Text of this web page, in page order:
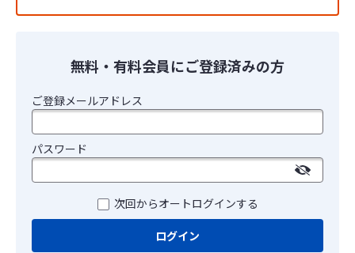
無料・有料会員にご登録済みの方
ご登録メールアドレス
パスワード
次回からオートログインする
ログイン